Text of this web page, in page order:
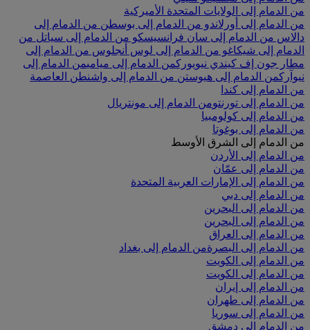
من الدمام إلى الولايات المتحدة الأميركية
من الدمام إلى أورلاندو من الدمام إلى بوسطن من الدمام إلى
دالاس من الدمام إلى سان فرانسيسكو من الدمام إلى سياتل من
الدمام إلى شيكاغو من الدمام إلى لوس أنجلوس من الدمام إلى
مطار جون إف كيندي نيويوركمن الدمام إلى مياميمن الدمام إلى
نيوآركمن الدمام إلى هيوستن من الدمام إلى واشنطن العاصمة
من الدمام إلى كندا
من الدمام إلى تورنتومن الدمام إلى مونتريال
من الدمام إلى كولومبيا
من الدمام إلى بوغوتا
من الدمام إلى الشرق الأوسط
من الدمام إلى الأردن
من الدمام إلى عمّان
من الدمام إلى الإمارات العربية المتحدة
من الدمام إلى دبي
من الدمام إلى البحرين
من الدمام إلى البحرين
من الدمام إلى العراق
من الدمام إلى البصرةمن الدمام إلى بغداد
من الدمام إلى الكويت
من الدمام إلى الكويت
من الدمام إلى إيران
من الدمام إلى طهران
من الدمام إلى سوريا
من الدمام إلى دمشق